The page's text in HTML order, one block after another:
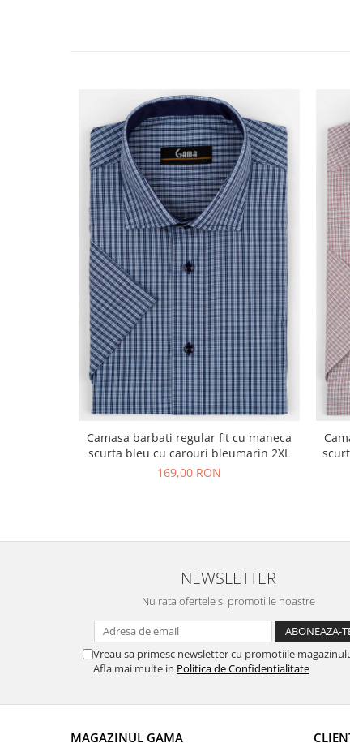
Camasa barbati regular fit cu maneca
scurta bleu cu carouri bleumarin 2XL
169,00 RON
NEWSLETTER
Nu rata ofertele si promotiile noastre
Vreau sa primesc newsletter cu promotiile
Afla mai multe in Politica de Confidentialitate
MAGAZINUL GAMA